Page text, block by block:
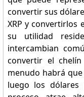
convertir sus
XRP y convertirlos
su utilidad
intercambian
convertir el
menudo habrá
luego los dólares